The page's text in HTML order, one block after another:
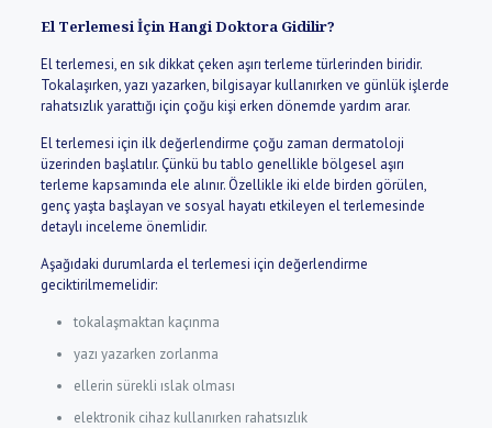
El Terlemesi İçin Hangi Doktora Gidilir?
El terlemesi, en sık dikkat çeken aşırı terleme türlerinden biridir.
Tokalaşırken, yazı yazarken, bilgisayar kullanırken ve günlük işlerde
rahatsızlık yarattığı için çoğu kişi erken dönemde yardım arar.
El terlemesi için ilk değerlendirme çoğu zaman dermatoloji
üzerinden başlatılır. Çünkü bu tablo genellikle bölgesel aşırı
terleme kapsamında ele alınır. Özellikle iki elde birden görülen,
genç yaşta başlayan ve sosyal hayatı etkileyen el terlemesinde
detaylı inceleme önemlidir.
Aşağıdaki durumlarda el terlemesi için değerlendirme
geciktirilmemelidir:
tokalaşmaktan kaçınma
yazı yazarken zorlanma
ellerin sürekli ıslak olması
elektronik cihaz kullanırken rahatsızlık